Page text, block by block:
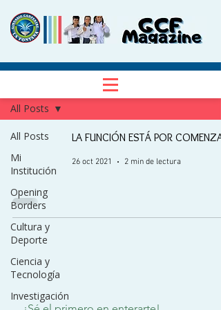
All Posts
Mi
Institución
Opening
Borders
Cultura y
Deporte
Ciencia y
Tecnología
Investigación
All Posts
LA FUNCIÓN ESTÁ POR
26 oct 2021 2 min de lectura